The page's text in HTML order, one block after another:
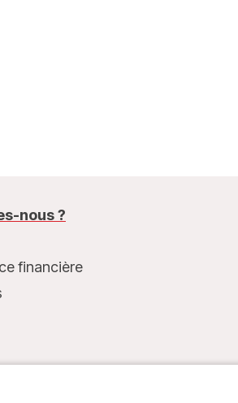
nous ?
financière